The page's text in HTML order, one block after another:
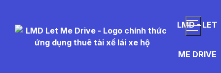
LMD - LET
ME DRIVE